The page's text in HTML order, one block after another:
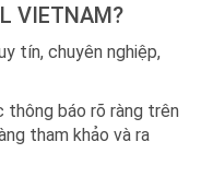
VIETNAM?
tín, chuyên nghiệp,
thông báo rõ ràng trên
tham khảo và ra